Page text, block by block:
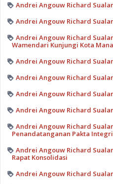
Andrei Angouw Richard
Andrei Angouw Richard
Andrei Angouw Richard
Wamendari Kunjungi Kota
Andrei Angouw Richard
Andrei Angouw Richard
Andrei Angouw Richard
Andrei Angouw Richard
Andrei Angouw Richard
Penandatanganan Pakta
Andrei Angouw Richard
Rapat Konsolidasi
Andrei Angouw Richard